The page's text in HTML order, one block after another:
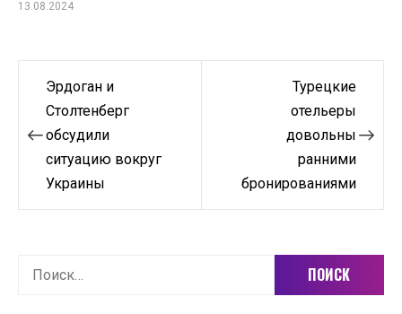
13.08.2024
Навигация
записям
Эрдоган и
Столтенберг
обсудили
ситуацию вокруг
Украины
Турецкие
отельеры
довольны
ранними
бронированиями
Найти: